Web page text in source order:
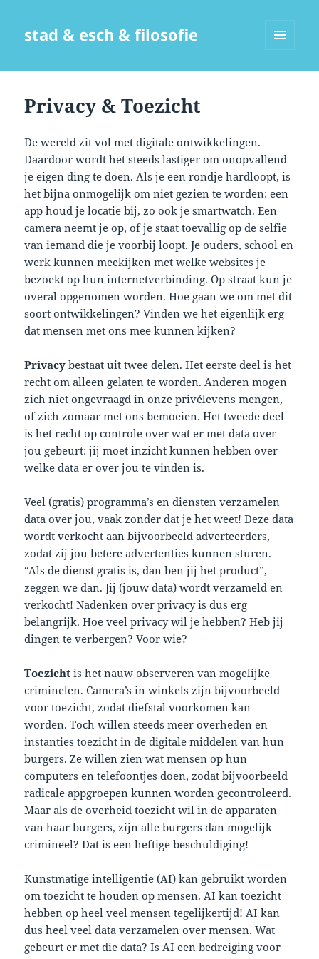
stad & esch & filosofie
Privacy & Toezicht
De wereld zit vol met digitale ontwikkelingen.
Daardoor wordt het steeds lastiger om onopvallend
je eigen ding te doen. Als je een rondje hardloopt, is
het bijna onmogelijk om niet gezien te worden: een
app houd je locatie bij, zo ook je smartwatch. Een
camera neemt je op, of je staat toevallig op de selfie
van iemand die je voorbij loopt. Je ouders, school en
werk kunnen meekijken met welke websites je
bezoekt op hun internetverbinding. Op straat kun je
overal opgenomen worden. Hoe gaan we om met dit
soort ontwikkelingen? Vinden we het eigenlijk erg
dat mensen met ons mee kunnen kijken?
Privacy bestaat uit twee delen. Het eerste deel is het
recht om alleen gelaten te worden. Anderen mogen
zich niet ongevraagd in onze privélevens mengen,
of zich zomaar met ons bemoeien. Het tweede deel
is het recht op controle over wat er met data over
jou gebeurt: jij moet inzicht kunnen hebben over
welke data er over jou te vinden is.
Veel (gratis) programma’s en diensten verzamelen
data over jou, vaak zonder dat je het weet! Deze data
wordt verkocht aan bijvoorbeeld adverteerders,
zodat zij jou betere advertenties kunnen sturen.
“Als de dienst gratis is, dan ben jij het product”,
zeggen we dan. Jij (jouw data) wordt verzameld en
verkocht! Nadenken over privacy is dus erg
belangrijk. Hoe veel privacy wil je hebben? Heb jij
dingen te verbergen? Voor wie?
Toezicht is het nauw observeren van mogelijke
criminelen. Camera’s in winkels zijn bijvoorbeeld
voor toezicht, zodat diefstal voorkomen kan
worden. Toch willen steeds meer overheden en
instanties toezicht in de digitale middelen van hun
burgers. Ze willen zien wat mensen op hun
computers en telefoontjes doen, zodat bijvoorbeeld
radicale appgroepen kunnen worden gecontroleerd.
Maar als de overheid toezicht wil in de apparaten
van haar burgers, zijn alle burgers dan mogelijk
crimineel? Dat is een heftige beschuldiging!
Kunstmatige intelligentie (AI) kan gebruikt worden
om toezicht te houden op mensen. AI kan toezicht
hebben op heel veel mensen tegelijkertijd! AI kan
dus heel veel data verzamelen over mensen. Wat
gebeurt er met die data? Is AI een bedreiging voor